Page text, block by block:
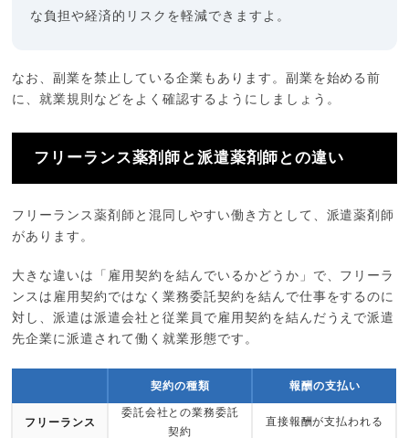
な負担や経済的リスクを軽減できますよ。
なお、副業を禁止している企業もあります。副業を始める前
に、就業規則などをよく確認するようにしましょう。
フリーランス薬剤師と派遣薬剤師との違い
フリーランス薬剤師と混同しやすい働き方として、派遣薬剤師
があります。
大きな違いは「雇用契約を結んでいるかどうか」で、フリーラ
ンスは雇用契約ではなく業務委託契約を結んで仕事をするのに
対し、派遣は派遣会社と従業員で雇用契約を結んだうえで派遣
先企業に派遣されて働く就業形態です。
契約の種類 報酬の支払い
フリーランス
委託会社との業務委託
契約
直接報酬が支払われる